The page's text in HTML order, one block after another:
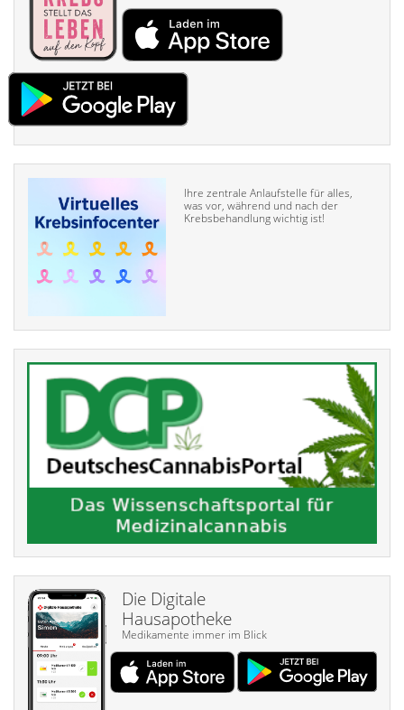
Ihre zentrale Anlaufstelle für alles,
was vor, während und nach der
Krebsbehandlung wichtig ist!
Die Digitale
Hausapotheke
Medikamente immer im Blick